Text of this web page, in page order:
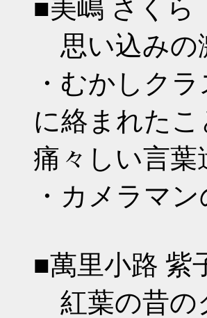
■美嶋 さくら
思い込みの
・むかしク
に絡まれた
痛々しい言
・カメラマ
■萬里小路 紫
紅葉の昔の